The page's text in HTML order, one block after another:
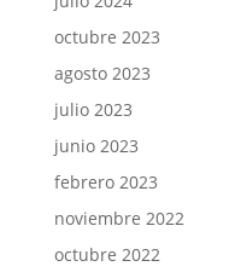
octubre 2023
agosto 2023
julio 2023
junio 2023
febrero 2023
noviembre 2022
octubre 2022